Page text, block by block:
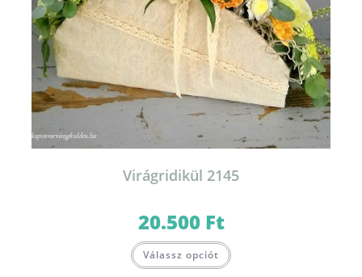
Virágridikül 2145
20.500 Ft
Válassz opciót